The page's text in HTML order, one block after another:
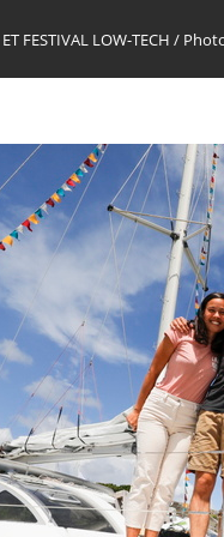
FESTIVAL LOW-TECH /